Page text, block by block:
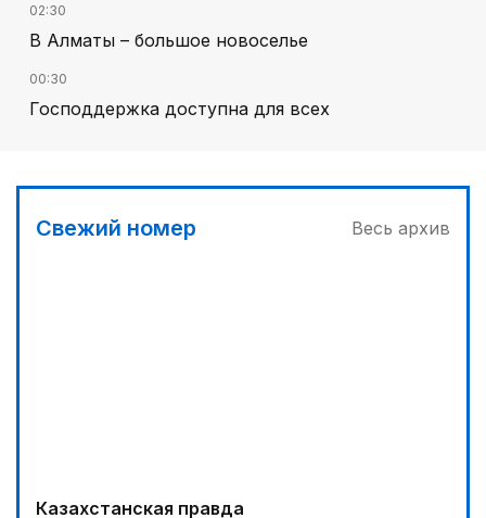
02:30
В Алматы – большое новоселье
00:30
Господдержка доступна для всех
Свежий номер Весь архив
Казахстанская правда